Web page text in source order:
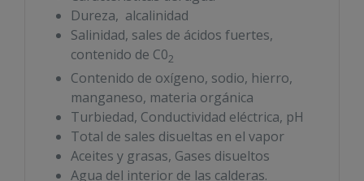
Dureza, alcalinidad
Salinidad, sales de ácidos fuertes,
contenido de C02
Contenido de oxígeno, sodio, hierro,
manganeso, materia orgánica
Turbiedad, Conductividad eléctrica, pH
Total de sales disueltas en el vapor
Aceites y grasas, Gases disueltos
Agua del interior de las calderas.